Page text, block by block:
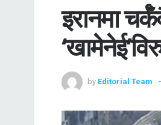
इरानमा
by Editorial Team